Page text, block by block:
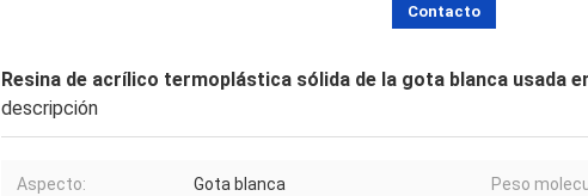
Contacto
Resina de acrílico termoplástica sólida de la gota blanca usada
descripción
Aspecto: Gota blanca Peso